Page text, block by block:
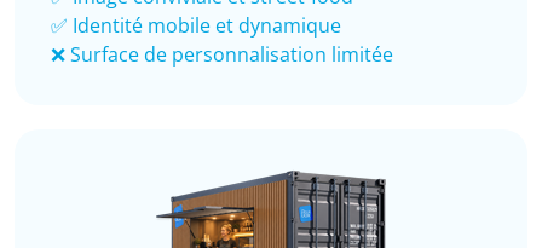
✅ Identité mobile et dynamique
❌ Surface de personnalisation limitée